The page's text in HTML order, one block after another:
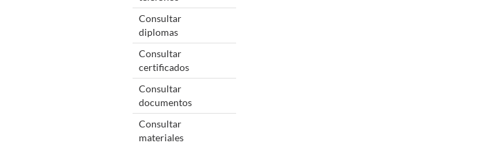
Consultar
diplomas
Consultar
certificados
Consultar
documentos
Consultar
materiales